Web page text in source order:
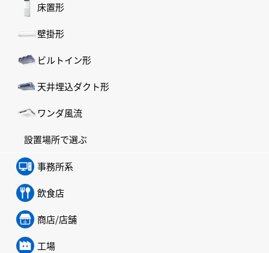
床置形
壁掛形
ビルトイン形
天井埋込ダクト形
ワンダ風流
設置場所で選ぶ
事務所系
飲食店
商店/店舗
工場